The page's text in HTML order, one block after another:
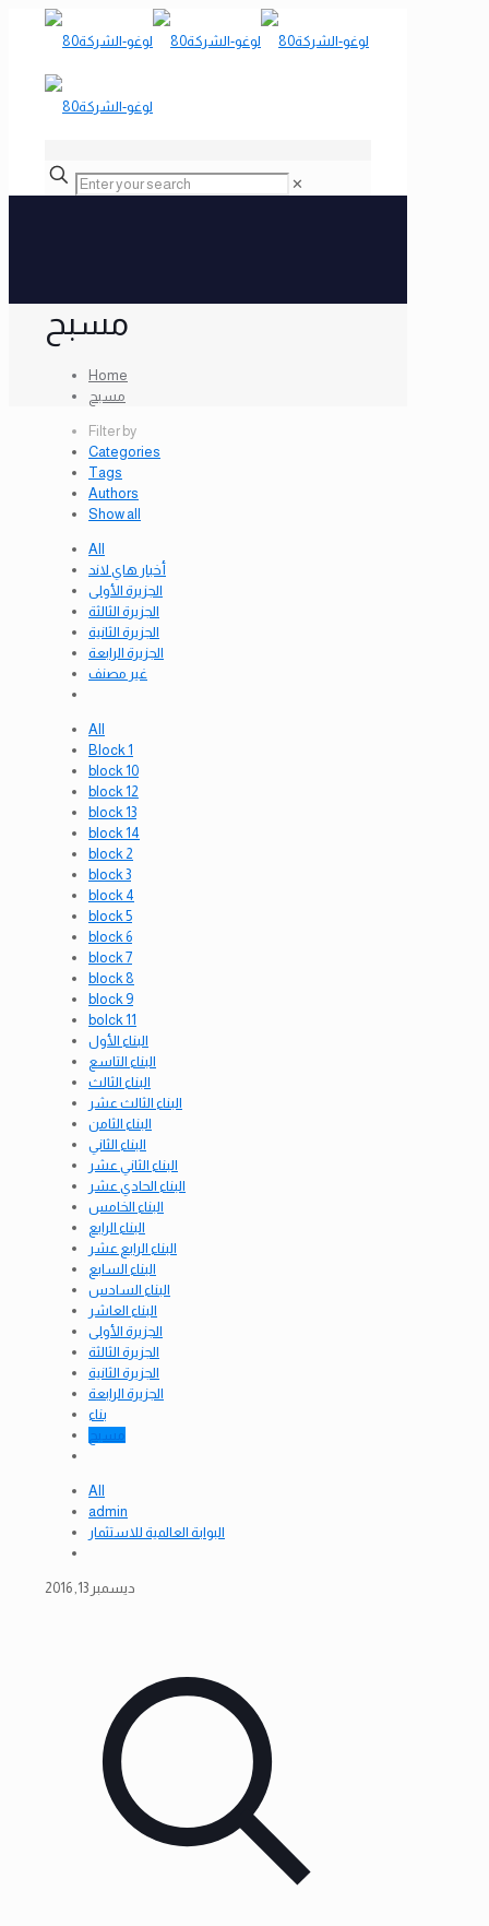
✕
مسبح
Home
مسبح
Filter by
Categories
Tags
Authors
Show all
All
أخبار هاي لاند
الجزيرة الأولى
الجزيرة الثالثة
الجزيرة الثانية
الجزيرة الرابعة
غير مصنف
All
Block 1
block 10
block 12
block 13
block 14
block 2
block 3
block 4
block 5
block 6
block 7
block 8
block 9
bolck 11
البناء الأول
البناء التاسع
البناء الثالث
البناء الثالث عشر
البناء الثامن
البناء الثاني
البناء الثاني عشر
البناء الحادي عشر
البناء الخامس
البناء الرابع
البناء الرابع عشر
البناء السابع
البناء السادس
البناء العاشر
الجزيرة الأولى
الجزيرة الثالثة
الجزيرة الثانية
الجزيرة الرابعة
بناء
مسبح
All
admin
البوابة العالمية للاستثمار
ديسمبر 13, 2016